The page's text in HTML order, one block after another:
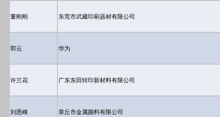
董刚刚 东莞市武藏印刷器材有限公司
郭云 华为
许兰花 广东东田转印新材料有限公司
刘恩峰 章丘市金属颜料有限公司